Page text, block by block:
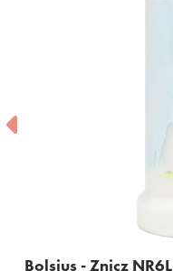
- Znicz NR6L Miś